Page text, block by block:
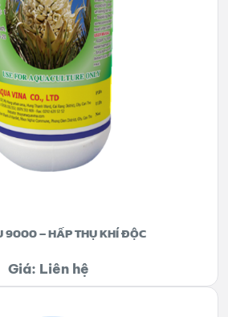
9000 – HẤP THỤ KHÍ ĐỘC
Giá: Liên hệ